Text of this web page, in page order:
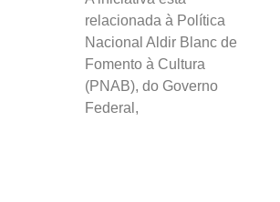
relacionada à Política
Nacional Aldir Blanc de
Fomento à Cultura
(PNAB), do Governo
Federal,